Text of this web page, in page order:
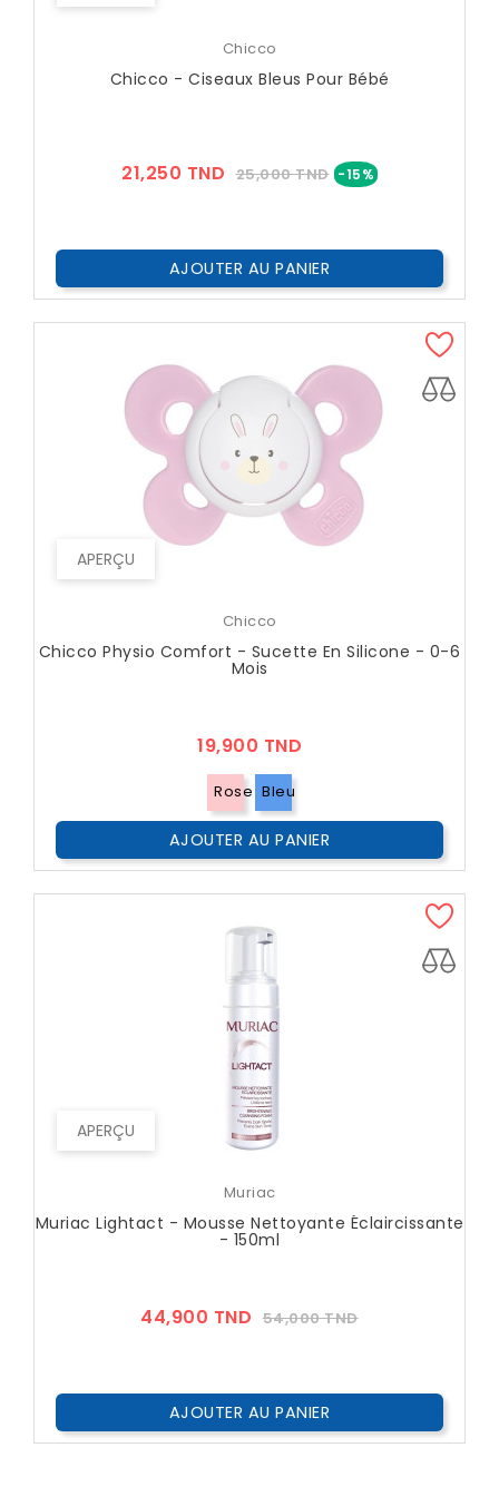
Chicco
Chicco - Ciseaux Bleus Pour Bébé
21,250 TND Prix
25,000 TND -15%Prix
AJOUTER AU PANIER
APERÇU
Chicco
Chicco Physio Comfort - Sucette En Silicone - 0-6
Mois
19,900 TND
Rose Bleu
AJOUTER AU PANIER
APERÇU
Muriac
Muriac Lightact - Mousse Nettoyante Éclaircissante
- 150ml
44,900 TND Prix
54,000 TNDPrix
AJOUTER AU PANIER